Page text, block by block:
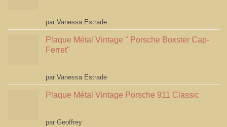
Note5sur 5
par Vanessa Estrade
Plaque Métal Vintage " Porsche Boxster Cap-
Ferret"
Note5sur 5
par Vanessa Estrade
Plaque Métal Vintage Porsche 911 Classic
Note5sur 5
par Geoffrey